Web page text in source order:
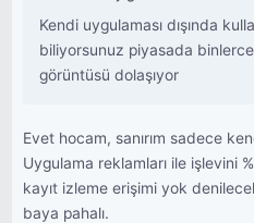
Kendi uygulaması dışında
biliyorsunuz piyasada
görüntüsü dolaşıyor
Evet hocam, sanırım sadece
Uygulama reklamları ile işlevini
kayıt izleme erişimi yok
baya pahalı.